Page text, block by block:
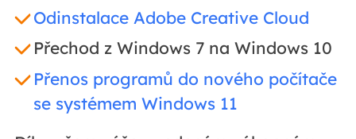
Odinstalace Adobe Creative Cloud
Přechod z Windows 7 na Windows 10
Přenos programů do nového počítače
se systémem Windows 11